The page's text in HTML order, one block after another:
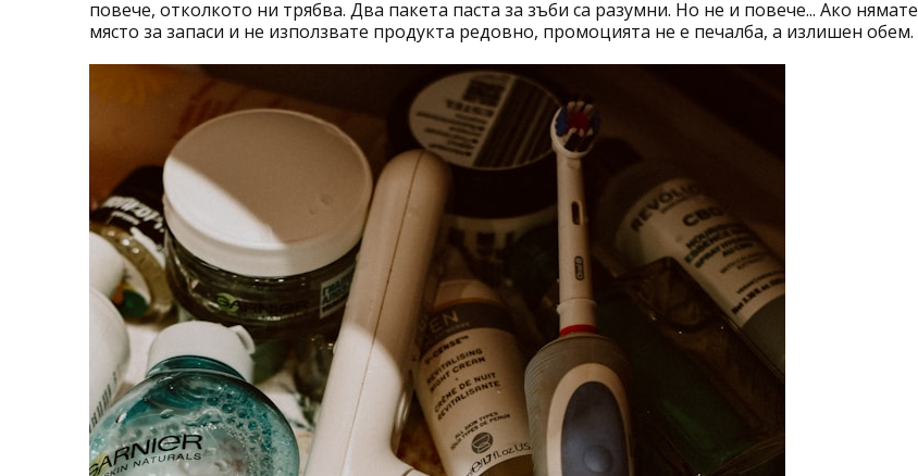
повече, отколкото ни трябва. Два пакета паста за зъби са разумни. Но не и повече... Ако нямате
място за запаси и не използвате продукта редовно, промоцията не е печалба, а излишен обем.